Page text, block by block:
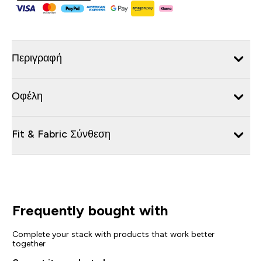
Περιγραφή
Οφέλη
Fit & Fabric Σύνθεση
Frequently bought with
Complete your stack with products that work better
together